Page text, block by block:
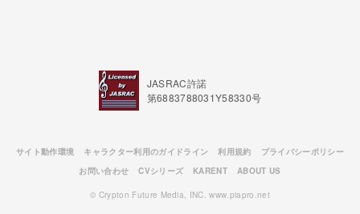
JASRAC許諾
第6883788031Y58330号
サイト動作環境 キャラクター利用のガイドライン 利用規約
プライバシーポリシー
お問い合わせ
CVシリーズ KARENT ABOUT US
© Crypton Future Media, INC. www.piapro.net